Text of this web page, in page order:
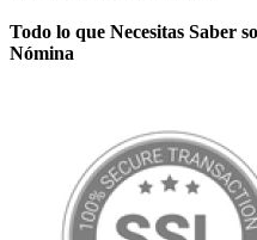
Todo lo que Necesitas Saber
Nómina